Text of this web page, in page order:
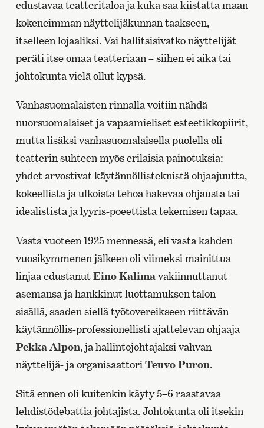
edustavaa teatteritaloa ja kuka saa kiistatta maan
kokeneimman näyttelijäkunnan taakseen,
itselleen lojaaliksi. Vai hallitsisivatko näyttelijät
peräti itse omaa teatteriaan – siihen ei aika tai
johtokunta vielä ollut kypsä.
Vanhasuomalaisten rinnalla voitiin nähdä
nuorsuomalaiset ja vapaamieliset esteetikkopiirit,
mutta lisäksi vanhasuomalaisella puolella oli
teatterin suhteen myös erilaisia painotuksia:
yhdet arvostivat käytännöllisteknistä ohjaajuutta,
kokeellista ja ulkoista tehoa hakevaa ohjausta tai
idealistista ja lyyris-poeettista tekemisen tapaa.
Vasta vuoteen 1925 mennessä, eli vasta kahden
vuosikymmenen jälkeen oli viimeksi mainittua
linjaa edustanutEino Kalimavakiinnuttanut
asemansa ja hankkinut luottamuksen talon
sisällä, saaden siellä työtovereikseen riittävän
käytännöllis-professionellisti ajattelevan ohjaaja
Pekka Alpon, ja hallintojohtajaksi vahvan
näyttelijä- ja organisaattori Teuvo Puron.
Sitä ennen oli kuitenkin käyty 5–6 raastavaa
lehdistödebattia johtajista. Johtokunta oli itsekin